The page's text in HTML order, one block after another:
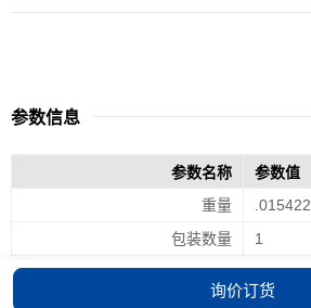
询价订货
参数信息
参数名称
参数值
重量
.015422
包装数量
1